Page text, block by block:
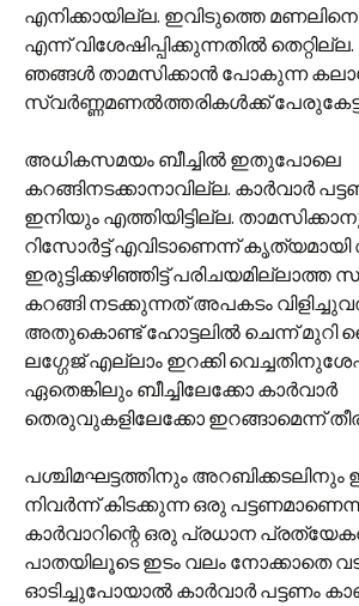
എനിക്കായില്ല. ഇവിടുത്തെ
എന്ന് വിശേഷിപ്പിക്കുന്നതില്‍
ഞങ്ങള്‍ താമസിക്കാന്‍ പോകുന്ന
സ്വര്‍ണ്ണമണല്‍ത്തരികള്‍ക്ക്
അധികസമയം ബീച്ചില്‍ ഇതുപോലെ
കറങ്ങിനടക്കാനാവില്ല. കാര്‍വാര്‍
ഇനിയും എത്തിയിട്ടില്ല.
റിസോര്‍ട്ട് എവിടാണെന്ന് കൃത്യമായി
ഇരുട്ടിക്കഴിഞ്ഞിട്ട് പരിചയമില്ലാത്ത
കറങ്ങി നടക്കുന്നത് അപകടം
അതുകൊണ്ട് ഹോട്ടലില്‍ ചെന്ന് മുറി
ലഗ്ഗേജ് എല്ലാം ഇറക്കി
ഏതെങ്കിലും ബീച്ചിലേക്കോ കാര്‍വാര്‍
തെരുവുകളിലേക്കോ ഇറങ്ങാമെന്ന്
പശ്ചിമഘട്ടത്തിനും അറബിക്കടലിനും
നിവര്‍ന്ന് കിടക്കുന്ന ഒരു
കാര്‍വാറിന്റെ ഒരു പ്രധാന
പാതയിലൂടെ ഇടം വലം നോക്കാതെ
ഓടിച്ചുപോയാല്‍ കാര്‍വാര്‍ പട്ടണം